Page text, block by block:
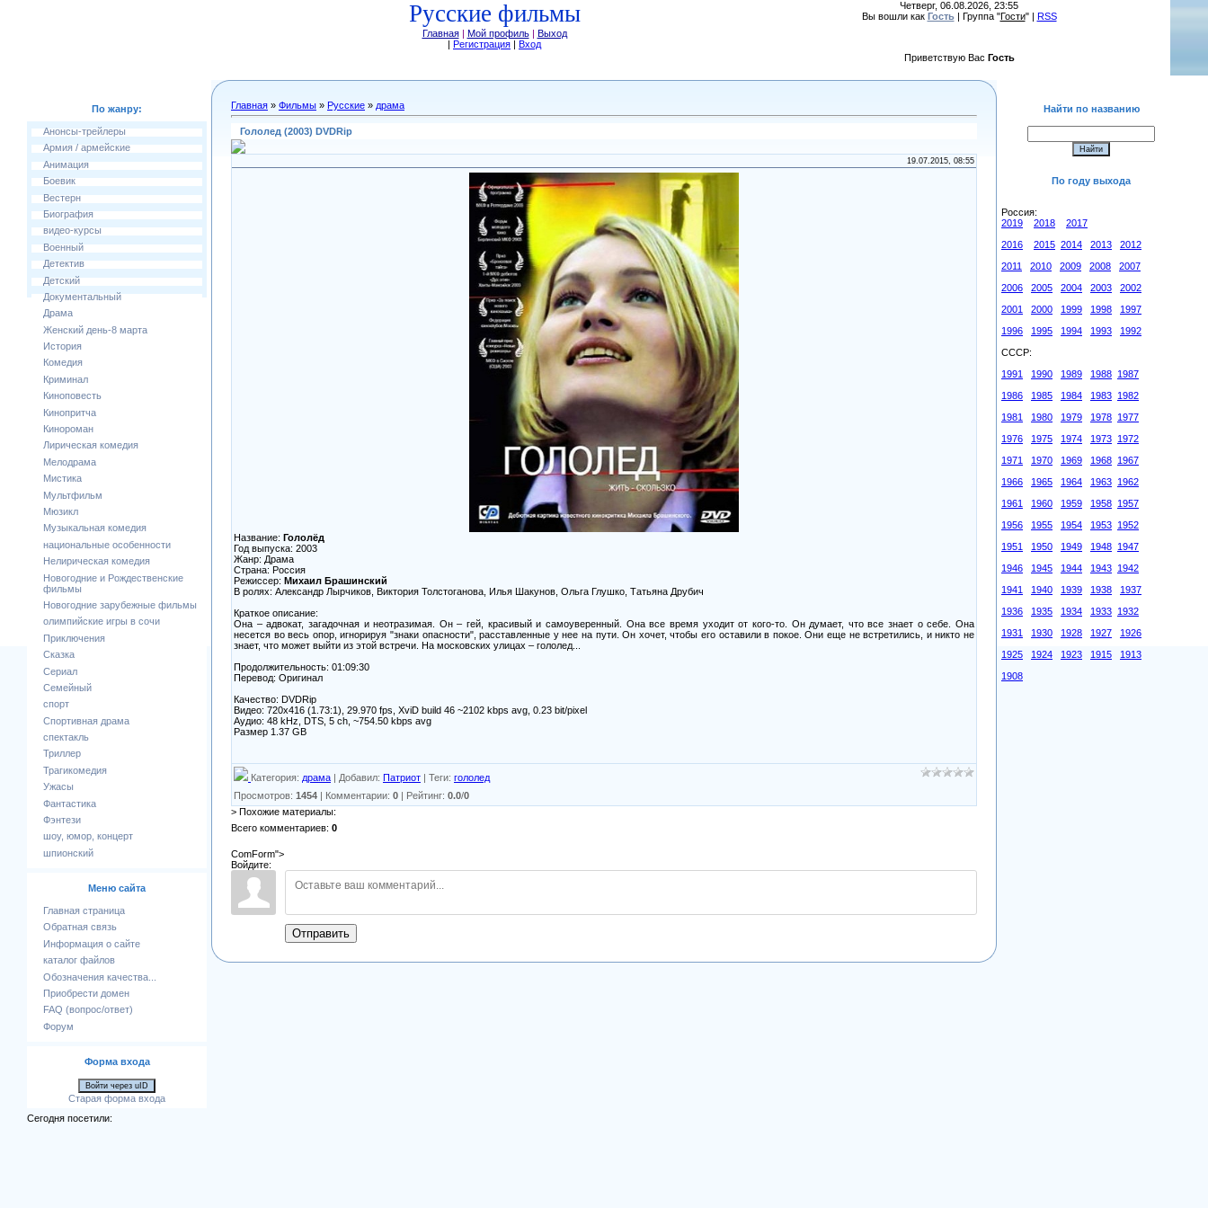
Русские фильмы
Главная| Мой профиль| Выход
| Регистрация | Вход
Четверг, 06.08.2026, 23:55
Вы вошли как Гость| Группа "Гости" | RSS
Приветствую Вас Гость
По жанру:
Анонсы-трейлеры
Армия / армейские
Анимация
Боевик
Вестерн
Биография
видео-курсы
Военный
Детектив
Детский
Документальный
Драма
Женский день-8 марта
История
Комедия
Криминал
Киноповесть
Кинопритча
Кинороман
Лирическая комедия
Мелодрама
Мистика
Мультфильм
Мюзикл
Музыкальная комедия
национальные особенности
Нелирическая комедия
Новогодние и Рождественские
фильмы
Новогодние зарубежные фильмы
олимпийские игры в сочи
Приключения
Сказка
Сериал
Семейный
спорт
Спортивная драма
спектакль
Триллер
Трагикомедия
Ужасы
Фантастика
Фэнтези
шоу, юмор, концерт
шпионский
Меню сайта
Главная страница
Обратная связь
Информация о сайте
каталог файлов
Обозначения качества...
Приобрести домен
FAQ (вопрос/ответ)
Форум
Форма входа
Войти через uID
Старая форма входа
Сегодня посетили:
Главная » Фильмы » Русские » драма
Гололед (2003) DVDRip
19.07.2015, 08:55
Название: Гололёд
Год выпуска: 2003
Жанр: Драма
Страна: Россия
Режиссер: Михаил Брашинский
В ролях: Александр Лырчиков, Виктория Толстоганова, Илья Шакунов, Ольга Глушко, Татьяна Друбич
Краткое описание:
Она – адвокат, загадочная и неотразимая. Он – гей, красивый и самоуверенный. Она все время уходит от кого-то. Он думает, что все знает о себе. Она
несется во весь опор, игнорируя "знаки опасности", расставленные у нее на пути. Он хочет, чтобы его оставили в покое. Они еще не встретились, и никто не
знает, что может выйти из этой встречи. На московских улицах – гололед...
Продолжительность: 01:09:30
Перевод: Оригинал
Качество: DVDRip
Видео: 720x416 (1.73:1), 29.970 fps, XviD build 46 ~2102 kbps avg, 0.23 bit/pixel
Аудио: 48 kHz, DTS, 5 ch, ~754.50 kbps avg
Размер 1.37 GB
Категория: драма | Добавил: Патриот | Теги: гололед
Просмотров: 1454 | Комментарии: 0 | Рейтинг: 0.0/0
> Похожие материалы:
Всего комментариев: 0
ComForm">
Войдите:
Отправить
Найти по названию
По году выхода
Россия:
2019
2018
2017
2016
2015 2014 2013
2012
2011
2010 2009 2008
2007
2006
2005 2004 2003
2002
2001
2000 1999 1998
1997
1996
1995 1994 1993
1992
СССР:
1991
1990 1989 1988 1987
1986
1985 1984 1983 1982
1981
1980 1979 1978 1977
1976
1975 1974 1973 1972
1971
1970 1969 1968 1967
1966
1965 1964 1963 1962
1961
1960 1959 1958 1957
1956
1955 1954 1953 1952
1951
1950 1949 1948 1947
1946
1945 1944 1943 1942
1941
1940 1939 1938
1937
1936
1935 1934 1933 1932
1931
1930 1928 1927
1926
1925
1924 1923 1915
1913
1908